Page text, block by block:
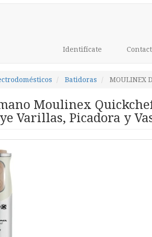
Identifícate
Batidoras MOULINEX
Moulinex
Varillas, Picadora y